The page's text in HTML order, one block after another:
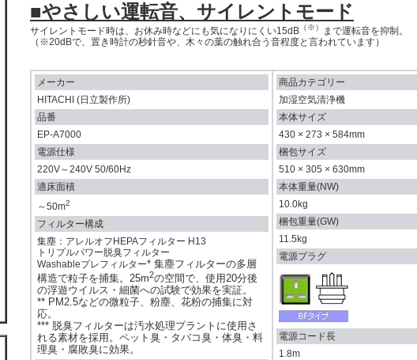
■やさしい運転音、サイレントモード
サイレントモード時は、お休み時などにも気になりにくい15dB （※）
まで運転音を抑制。
（※20dBで、置き時計の秒針音や、木々の葉の触れ合う音程度と言われています）
メーカー
HITACHI (日立製作所)
品番
EP-A7000
電源仕様
220V～240V 50/60Hz
適床面積
～50m2
フィルター構成
集塵：アレルオフHEPAフィルター H13
トリプルパワー脱臭フィルター
Washableプレフィルター* 集塵フィルターの多層
構造で粒子を捕集。25m2の空間で、使用20分後
の浮遊ウイルス・細菌への試験で効果を実証。
** PM2.5などの微粒子、粉塵、花粉の捕集に対
応。
*** 脱臭フィルターは汚水処理プラントに使用さ
れる素材を採用。ペット臭・タバコ臭・体臭・料
理臭・腐敗臭に効果。
商品カテゴリー
加湿空気清浄機
本体サイズ
430 × 273 × 584mm
梱包サイズ
510 × 305 × 630mm
本体重量(NW)
10.0kg
梱包重量(GW)
11.5kg
電源プラグ
電源コード長
1.8m